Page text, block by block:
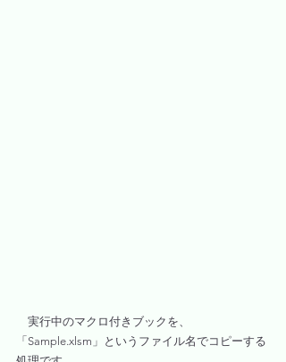
実行中のマクロ付きブックを、
「Sample.xlsm」というファイル名でコピーする